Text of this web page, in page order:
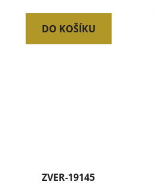
DO KOŠÍKU
ZVER-19145